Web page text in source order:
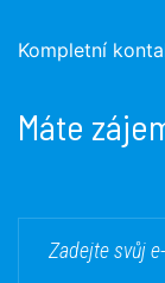
Kompletní
Máte